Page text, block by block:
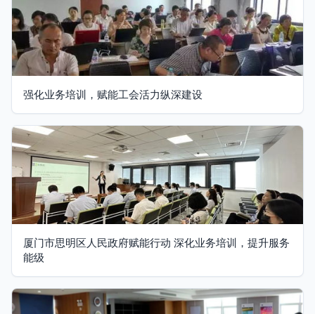
强化业务培训，赋能工会活力纵深建设
厦门市思明区人民政府赋能行动 深化业务培训，提升服务
能级